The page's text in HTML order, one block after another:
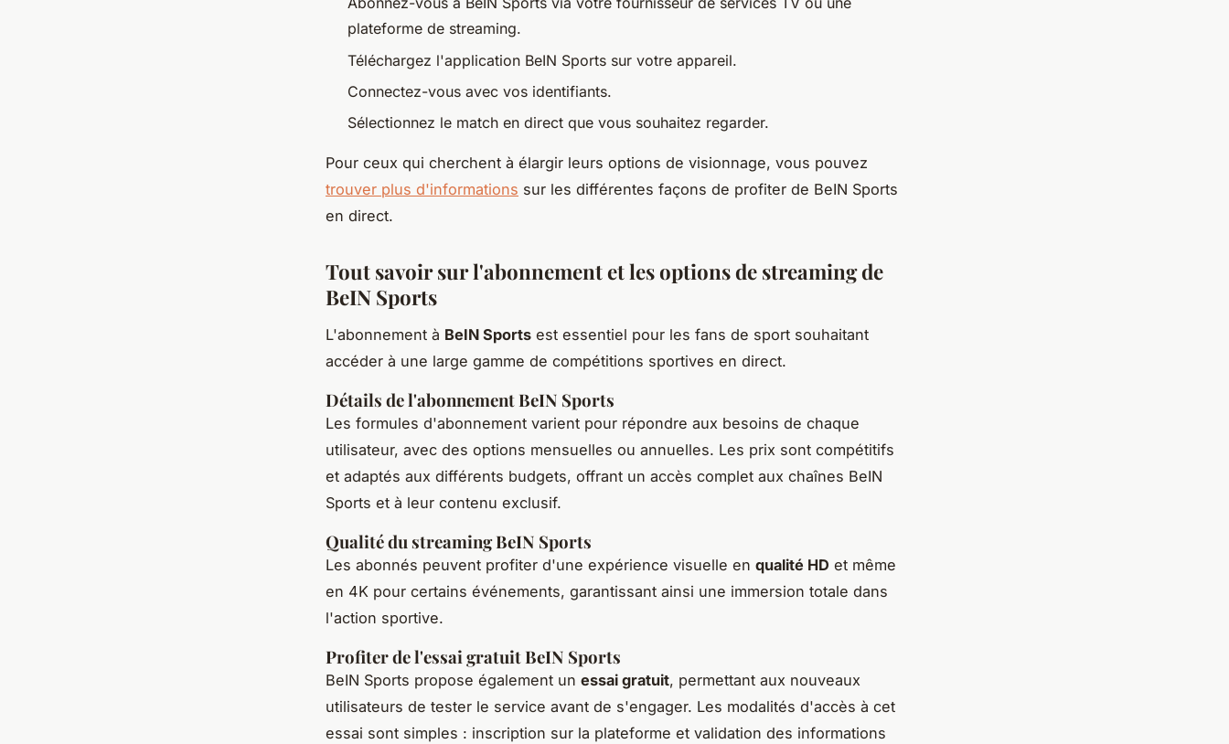
plateforme de streaming.
Téléchargez l'application BeIN Sports sur votre appareil.
Connectez-vous avec vos identifiants.
Sélectionnez le match en direct que vous souhaitez regarder.
Pour ceux qui cherchent à élargir leurs options de visionnage, vous pouvez
trouver plus d'informations sur les différentes façons de profiter de BeIN Sports
en direct.
Tout savoir sur l'abonnement et les options de streaming de
BeIN Sports
L'abonnement à BeIN Sports est essentiel pour les fans de sport souhaitant
accéder à une large gamme de compétitions sportives en direct.
Détails de l'abonnement BeIN Sports
Les formules d'abonnement varient pour répondre aux besoins de chaque
utilisateur, avec des options mensuelles ou annuelles. Les prix sont compétitifs
et adaptés aux différents budgets, offrant un accès complet aux chaînes BeIN
Sports et à leur contenu exclusif.
Qualité du streaming BeIN Sports
Les abonnés peuvent profiter d'une expérience visuelle en qualité HD et même
en 4K pour certains événements, garantissant ainsi une immersion totale dans
l'action sportive.
Profiter de l'essai gratuit BeIN Sports
BeIN Sports propose également un essai gratuit, permettant aux nouveaux
utilisateurs de tester le service avant de s'engager. Les modalités d'accès à cet
essai sont simples : inscription sur la plateforme et validation des informations